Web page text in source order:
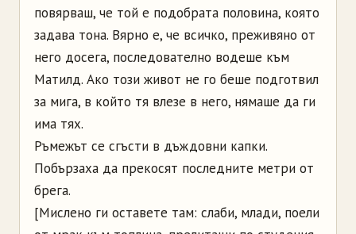
повярваш, че той е подобрата половина, която
задава тона. Вярно е, че всичко, преживяно от
него досега, последователно водеше към
Матилд. Ако този живот не го беше подготвил
за мига, в който тя влезе в него, нямаше да ги
има тях.
Ръмежът се сгъсти в дъждовни капки.
Побързаха да прекосят последните метри от
брега.
[Мислено ги оставете там: слаби, млади, поели